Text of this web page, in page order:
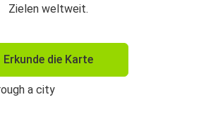
Zielen weltweit.
Erkunde die Karte